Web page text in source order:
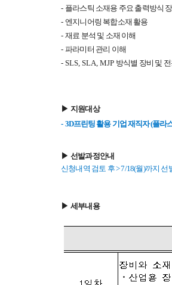
- 플라스틱 소재용 주요 출력방식
- 엔지니어링 복합소재 활용
- 재료 분석 및 소재 이해
- 파라미터 관리 이해
- SLS, SLA, MJP 방식별 장비 및
▶ 지원대상
- 3D프린팅 활용 기업 재직자(플라
▶ 선발과정안내
신청내역 검토 후 > 7/18(월)까지 선
▶ 세부내용